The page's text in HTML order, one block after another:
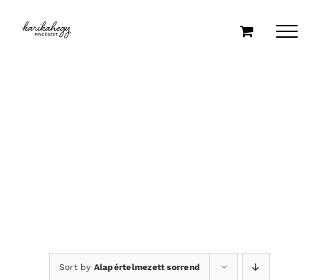
Sort by Alapértelmezett sorrend